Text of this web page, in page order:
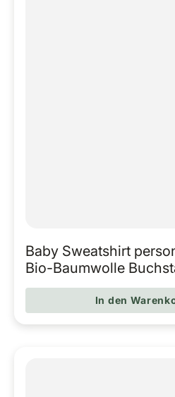
Baby Sweatshirt
Bio-Baumwolle
In den